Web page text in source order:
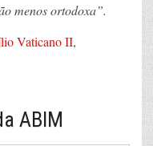
menos ortodoxa”.
Vaticano II,
ABIM